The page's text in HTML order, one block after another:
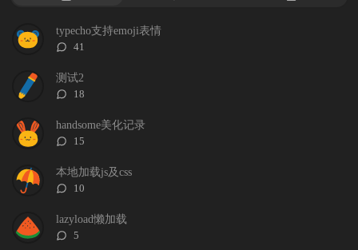
文
章
typecho支持emoji表情
评
数：
41
测试2
评
数：
18
handsome美化记录
评
数：
15
本地加载js及css
评
数：
10
lazyload懒加载
评
5